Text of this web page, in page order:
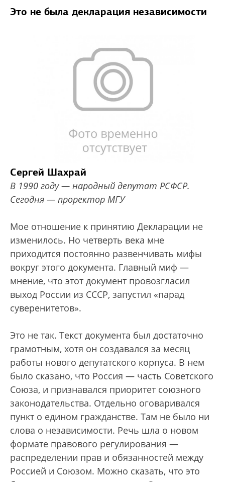
Это не была декларация независимости
Сергей Шахрай
В 1990 году — народный депутат РСФСР.
Сегодня — проректор МГУ
Мое отношение к принятию Декларации не
изменилось. Но четверть века мне
приходится постоянно развенчивать мифы
вокруг этого документа. Главный миф —
мнение, что этот документ провозгласил
выход России из СССР, запустил «парад
суверенитетов».
Это не так. Текст документа был достаточно
грамотным, хотя он создавался за месяц
работы нового депутатского корпуса. В нем
было сказано, что Россия — часть Советского
Союза, и признавался приоритет союзного
законодательства. Отдельно оговаривался
пункт о едином гражданстве. Там не было ни
слова о независимости. Речь шла о новом
формате правового регулирования —
распределении прав и обязанностей между
Россией и Союзом. Можно сказать, что это